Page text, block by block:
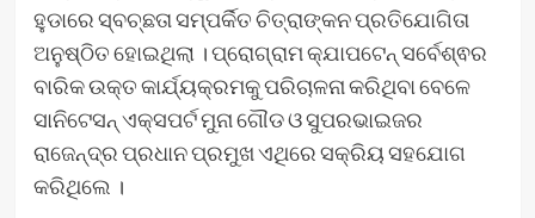
ହୁଡାରେ ସ୍ବଚ୍ଛତା ସମ୍ପର୍କିତ ଚିତ୍ରାଙ୍କନ ପ୍ରତିଯୋଗିତା
ଅନୁଷ୍ଠିତ ହୋଇଥିଲା । ପ୍ରୋଗ୍ରାମ କ୍ଯାପଟେନ୍ ସର୍ବେଶ୍ଵର
ବାରିକ ଉକ୍ତ କାର୍ଯ୍ୟକ୍ରମକୁ ପରିଚାଳନା କରିଥିବା ବେଳେ
ସାନିଟେସନ୍ ଏକ୍ସପର୍ଟ ମୁନା ଗୌଡ ଓ ସୁପରଭାଇଜର
ରାଜେନ୍ଦ୍ର ପ୍ରଧାନ ପ୍ରମୁଖ ଏଥିରେ ସକ୍ରିୟ ସହଯୋଗ
କରିଥିଲେ ।